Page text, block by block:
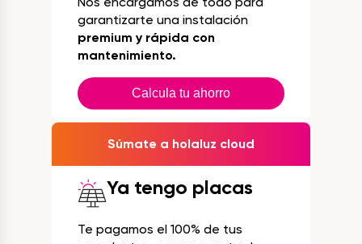
garantizarte una instalación
premium y rápida con
mantenimiento.
Calcula tu ahorro
Súmate a holaluz cloud
Ya tengo placas
Te pagamos el 100% de tus